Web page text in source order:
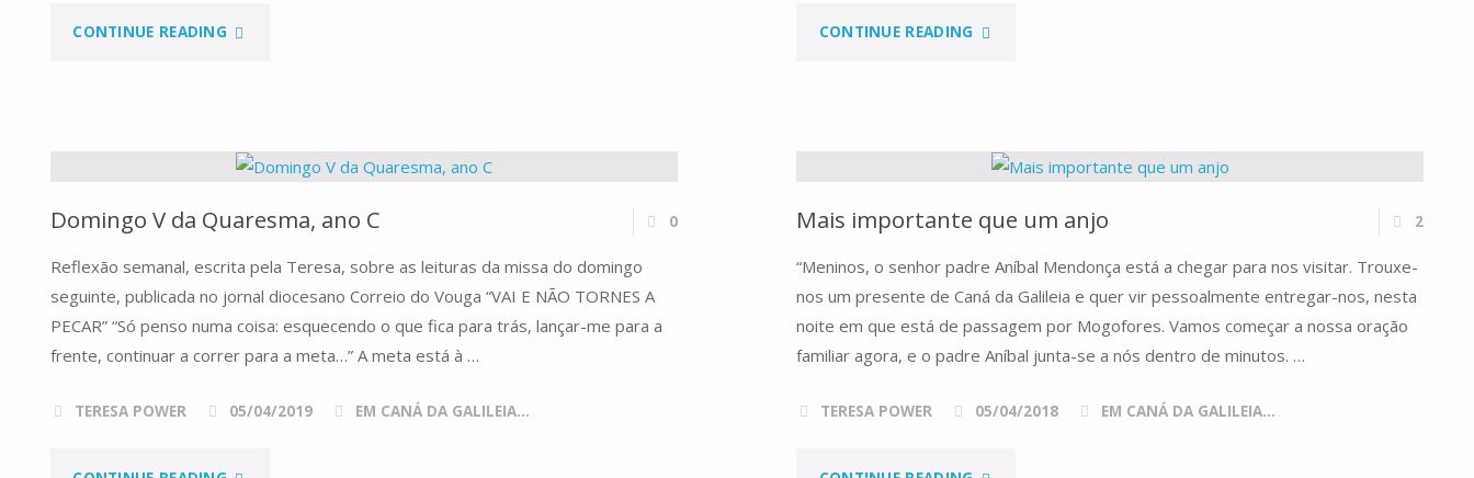
CONTINUE READING "À
ENCONTRO
DO
ESPOSO!"
CONTINUE READING "A
Domingo V da Quaresma, ano C 0
Reflexão semanal, escrita pela Teresa, sobre as leituras da missa do domingo
seguinte, publicada no jornal diocesano Correio do Vouga “VAI E NÃO TORNES A
PECAR” “Só penso numa coisa: esquecendo o que fica para trás, lançar-me para a
frente, continuar a correr para a meta…” A meta está à …
TERESA POWER 05/04/2019 EM CANÁ DA GALILEIA...
Mais importante que um anjo 2
“Meninos, o senhor padre Aníbal Mendonça está a chegar para nos visitar. Trouxe-
nos um presente de Caná da Galileia e quer vir pessoalmente entregar-nos, nesta
noite em que está de passagem por Mogofores. Vamos começar a nossa oração
familiar agora, e o padre Aníbal junta-se a nós dentro de minutos. …
TERESA POWER 05/04/2018 EM CANÁ DA GALILEIA...